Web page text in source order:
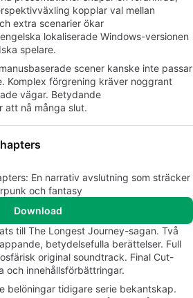
kopplar val mellan
extra scenarier ökar
lokaliserade Windows-versionen
spelare.
scener kanske inte passar
Komplex förgrening kräver noggrant
vägar. Betydande
att nå många slut.
En narrativ avslutning som sträcker
och fantasy
Download
till The Longest Journey-sagan. Två
betydelsefulla berättelser. Full
original soundtrack. Final Cut-
och innehållsförbättringar.
belöningar tidigare serie bekantskap.